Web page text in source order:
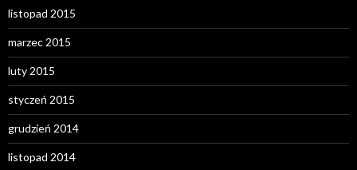
listopad 2015
marzec 2015
luty 2015
styczeń 2015
grudzień 2014
listopad 2014